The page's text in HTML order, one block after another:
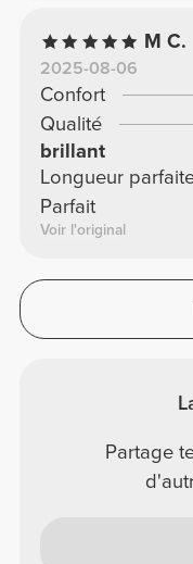
M C.
2025-08-06
Confort
Qualité
brillant
Longueur
Parfait
Voir l'original
Partage